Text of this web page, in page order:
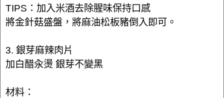
TIPS：加入米酒去除腥味保持口感
將金針菇盛盤，將麻油松板豬倒入即可。
3. 銀芽麻辣肉片
加白醋汆燙 銀芽不變黑
材料：